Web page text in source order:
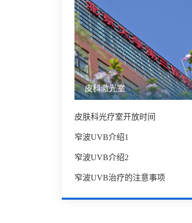
皮科激光室
皮肤科光疗室开放时间
窄波UVB介绍1
窄波UVB介绍2
窄波UVB治疗的注意事项